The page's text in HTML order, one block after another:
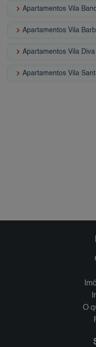
keyboard_arrow_right Apartamentos Vila
keyboard_arrow_right Apartamentos Vila
keyboard_arrow_right Apartamentos Vila
keyboard_arrow_right Apartamentos Vila
O